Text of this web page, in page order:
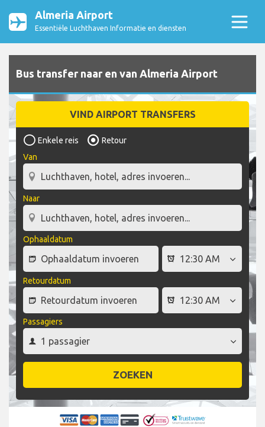
Almeria Airport
Essentiële Luchthaven Informatie en diensten
Bus transfer naar en van Almeria Airport
VIND AIRPORT TRANSFERS
Enkele reis
Retour
Van
Naar
Ophaaldatum
Retourdatum
Passagiers
ZOEKEN